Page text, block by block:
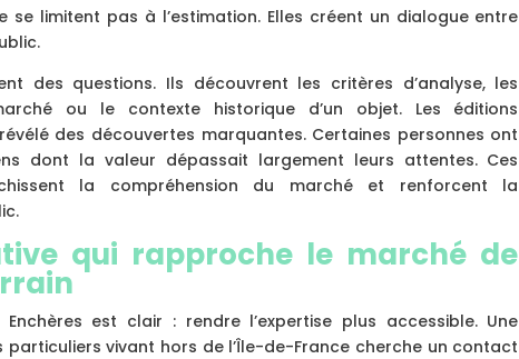
se limitent pas à l’estimation. Elles créent un dialogue entre
des questions. Ils découvrent les critères d’analyse, les
ou le contexte historique d’un objet. Les éditions
des découvertes marquantes. Certaines personnes ont
dont la valeur dépassait largement leurs attentes. Ces
la compréhension du marché et renforcent la
qui rapproche le marché de
Enchères est clair : rendre l’expertise plus accessible. Une
vivant hors de l’Île-de-France cherche un contact